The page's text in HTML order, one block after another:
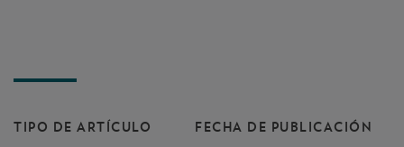
TIPO DE ARTÍCULO FECHA DE PUBLICACIÓN